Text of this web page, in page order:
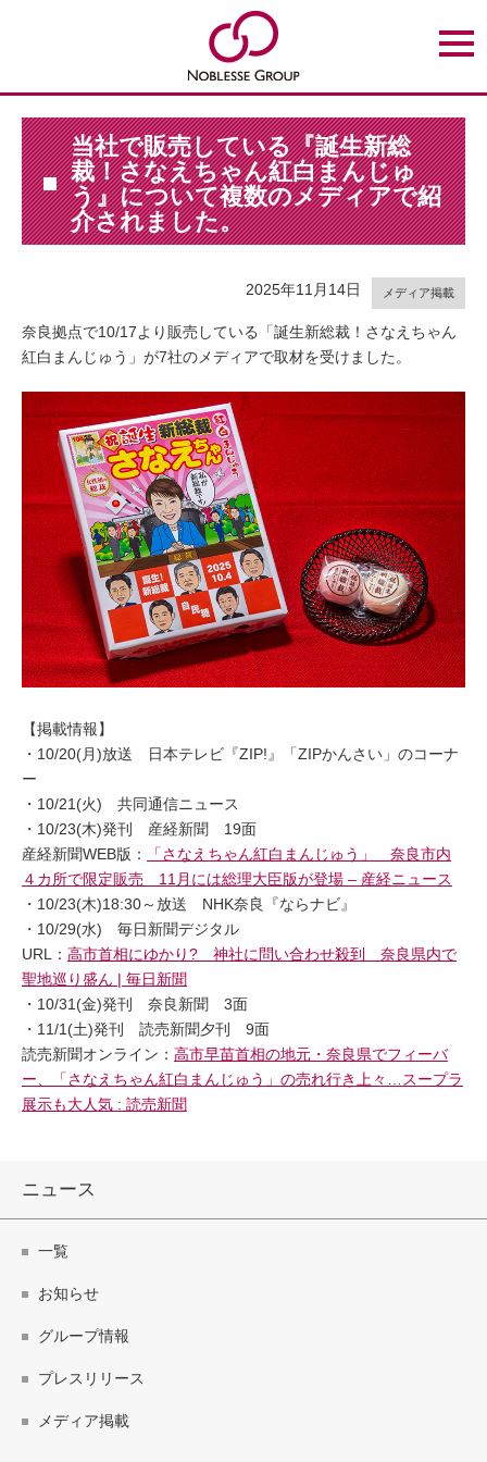
t
o
e
n
a
v
i
g
a
t
i
n
当社で販売している『誕生新総
裁！さなえちゃん紅白まんじゅ
う』について複数のメディアで紹
介されました。
メディア掲載
2025年11月14日
奈良拠点で10/17より販売している「誕生新総裁！さなえちゃん
紅白まんじゅう」が7社のメディアで取材を受けました。
【掲載情報】
・10/20(月)放送 日本テレビ『ZIP!』「ZIPかんさい」のコーナ
ー
・10/21(火) 共同通信ニュース
・10/23(木)発刊 産経新聞 19面
産経新聞WEB版：
「さなえちゃん紅白まんじゅう」 奈良市内
４カ所で限定販売 11月には総理大臣版が登場 – 産経ニュース
・10/23(木)18:30～放送 NHK奈良『ならナビ』
・10/29(水) 毎日新聞デジタル
URL： 高市首相にゆかり? 神社に問い合わせ殺到 奈良県内で
聖地巡り盛ん | 毎日新聞
・10/31(金)発刊 奈良新聞 3面
・11/1(土)発刊 読売新聞夕刊 9面
読売新聞オンライン： 高市早苗首相の地元・奈良県でフィーバ
ー、「さなえちゃん紅白まんじゅう」の売れ行き上々…スープラ
展示も大人気 : 読売新聞
ニュース
一覧
お知らせ
グループ情報
プレスリリース
メディア掲載